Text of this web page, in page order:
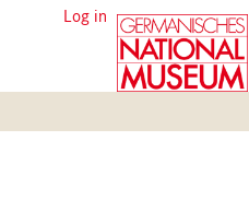
User
account
menu
Log in